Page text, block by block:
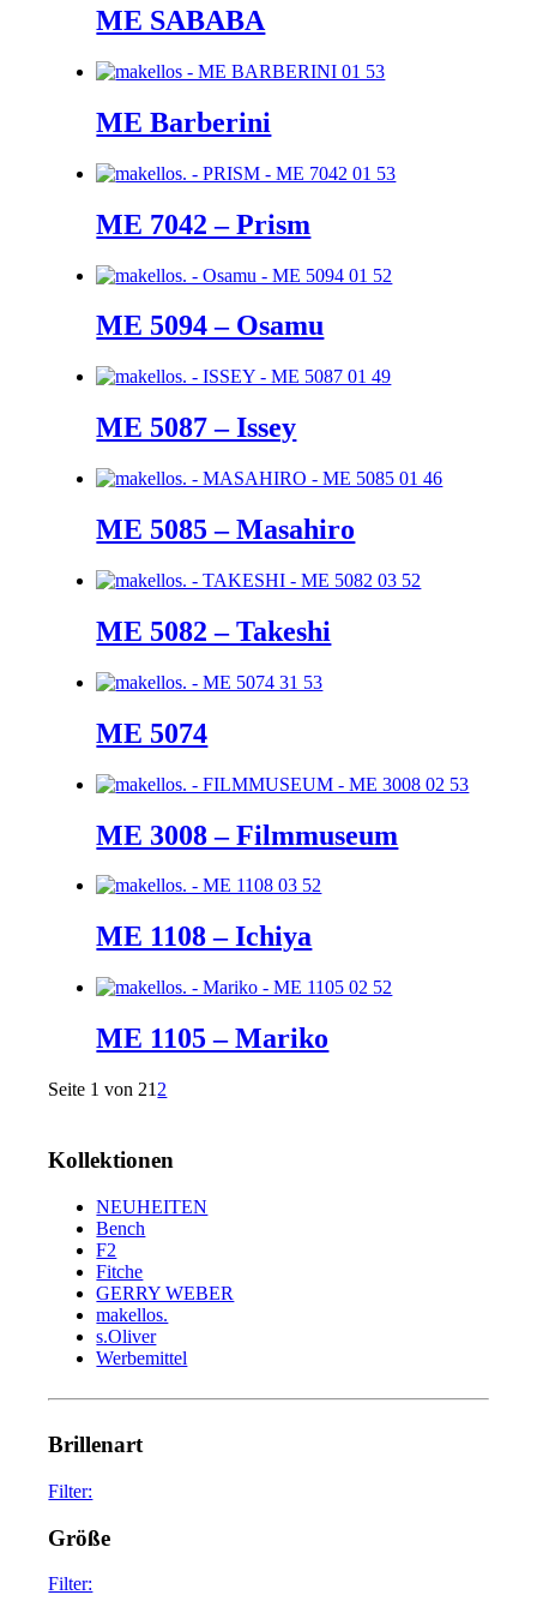
ME SABABA
ME Barberini
ME 7042 – Prism
ME 5094 – Osamu
ME 5087 – Issey
ME 5085 – Masahiro
ME 5082 – Takeshi
ME 5074
ME 3008 – Filmmuseum
ME 1108 – Ichiya
ME 1105 – Mariko
Seite 1 von 21 2
Kollektionen
NEUHEITEN
Bench
F2
Fitche
GERRY WEBER
makellos.
s.Oliver
Werbemittel
Brillenart
Filter:
sunglasses
Größe
Filter: